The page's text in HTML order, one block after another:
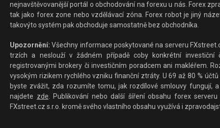
nejnavštěvovanější portál o obchodování na forexu u nás. Forex
tak jako forex zone nebo vzdělávací zóna. Forex robot je jiný
takovýto systém pak obchoduje samostatně bez obchodníka.
Upozornění: Všechny informace poskytované na serveru
trzích a neslouží v žádném případě coby konkrétní investiční
registrovanými brokery či investičním poradcem ani makléřem.
vysokým rizikem rychlého vzniku finanční ztráty. U 69 až 80 %
byste zvážit, zda rozumíte tomu, jak rozdílové smlouvy fungují,
najdete zde. Publikování nebo další šíření obsahu forex
FXstreet.cz s.r.o. kromě svého vlastního obsahu využívá i